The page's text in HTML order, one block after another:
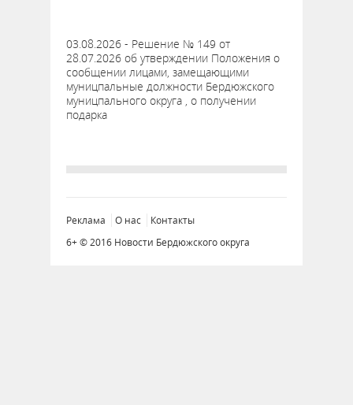
03.08.2026 - Решение № 149 от
28.07.2026 об утверждении Положения о
сообщении лицами, замещающими
муницпальные должности Бердюжского
муницпального округа , о получении
подарка
Реклама О нас
Контакты
6+ © 2016 Новости Бердюжского округа